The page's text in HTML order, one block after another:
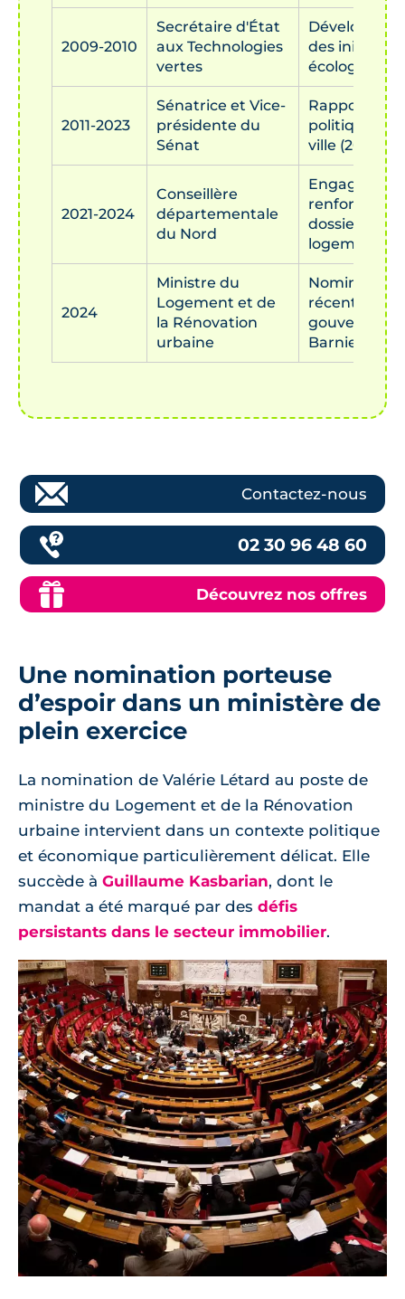
2009-2010
Secrétaire d'État
aux Technologies
vertes
des
écologiques
2011-2023
Sénatrice et Vice-
présidente du
Sénat
Rapport sur
politique de
ville (2022)
2021-2024
Conseillère
départementale
du Nord
renforcé sur
dossiers de
logement
2024
Ministre du
Logement et de
la Rénovation
urbaine
Nomination
récente au
Barnier
Contactez-nous
02 30 96 48 60
Découvrez nos offres
Une nomination porteuse
d’espoir dans un ministère de
plein exercice
La nomination de Valérie Létard au poste de
ministre du Logement et de la Rénovation
urbaine intervient dans un contexte politique
et économique particulièrement délicat. Elle
succède à Guillaume Kasbarian, dont le
mandat a été marqué par des défis
persistants dans le secteur immobilier.